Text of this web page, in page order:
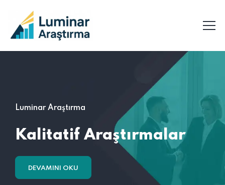
Luminar Araştırma
Kalitatif Araştırmalar
DEVAMINI OKU